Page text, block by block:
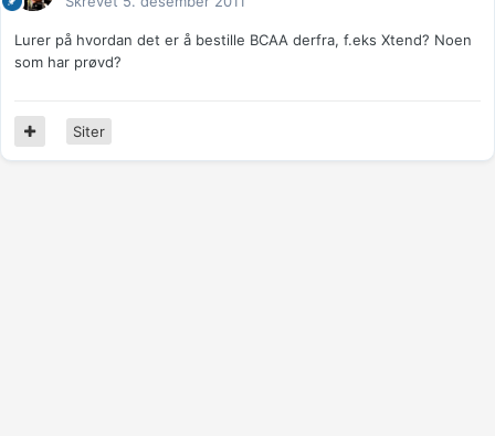
Lurer på hvordan det er å bestille BCAA derfra, f.eks Xtend? Noen
som har prøvd?
Siter